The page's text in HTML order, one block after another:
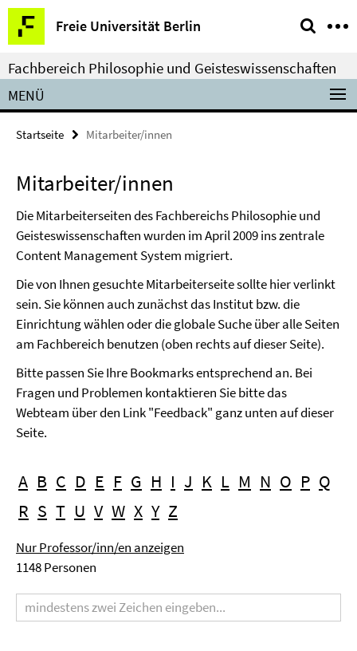
Springe
direkt
zu
Inhalt
Freie Universität Berlin
Service-
Navigation
Fachbereich Philosophie und Geisteswissenschaften
MENÜ
Startseite Mitarbeiter/innen
Mitarbeiter/innen
Die Mitarbeiterseiten des Fachbereichs Philosophie und
Geisteswissenschaften wurden im April 2009 ins zentrale
Content Management System migriert.
Die von Ihnen gesuchte Mitarbeiterseite sollte hier verlinkt
sein. Sie können auch zunächst das Institut bzw. die
Einrichtung wählen oder die globale Suche über alle Seiten
am Fachbereich benutzen (oben rechts auf dieser Seite).
Bitte passen Sie Ihre Bookmarks entsprechend an. Bei
Fragen und Problemen kontaktieren Sie bitte das
Webteam über den Link "Feedback" ganz unten auf dieser
Seite.
A B C D E F G H I J K L M N O P Q
R S T U V W X Y Z
Nur Professor/inn/en anzeigen
1148 Personen